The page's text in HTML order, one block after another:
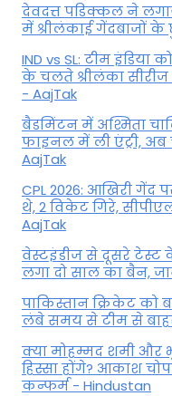
देवदत्त पडिक्कल ने
में श्रीलंकाई गेंदबाजों के
IND vs SL: टीम इंड‍िया
के चलते श्रीलंका
- AajTak
बैडमिंटन में अश्मिता
फाइनल में ली एंट्री, अब
AajTak
CPL 2026: आखिरी गेंद
थे, 2 विकेट गिरे,
AajTak
वेस्टइंडीज से दूसरे टेस्ट
लगा दो साल का बैन,
पाकिस्तान क्रिकेट को
लंबे समय से टीम से
क्या मोहम्मद शमी और
हिस्सा होंगे? आकाश
कन्फर्म - Hindustan